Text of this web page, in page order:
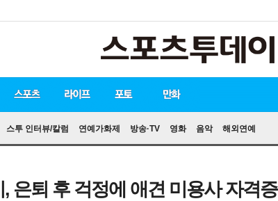
스투 인터뷰/칼럼 연예가화제 방송·TV 영화 음악 해외연예
은퇴 후 걱정에 애견 미용사 자격증